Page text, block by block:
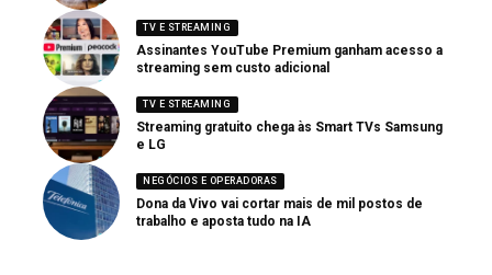
TV E STREAMING
Assinantes YouTube Premium ganham acesso a
streaming sem custo adicional
TV E STREAMING
Streaming gratuito chega às Smart TVs Samsung
e LG
NEGÓCIOS E OPERADORAS
Dona da Vivo vai cortar mais de mil postos de
trabalho e aposta tudo na IA